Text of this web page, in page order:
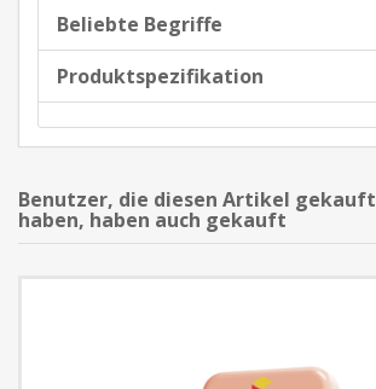
Beliebte Begriffe
Produktspezifikation
Benutzer, die diesen Artikel gekauft
haben, haben auch gekauft